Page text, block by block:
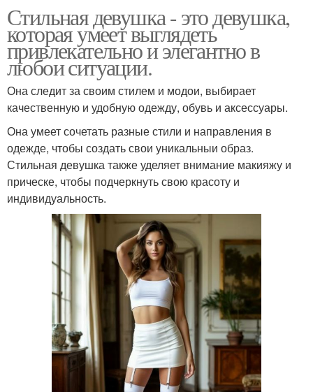
Стильная девушка - это девушка,
которая умеет выглядеть
привлекательно и элегантно в
любои ситуации.
Она следит за своим стилем и модои, выбирает
качественную и удобную одежду, обувь и аксессуары.
Она умеет сочетать разные стили и направления в
одежде, чтобы создать свои уникальныи образ.
Стильная девушка также уделяет внимание макияжу и
прическе, чтобы подчеркнуть свою красоту и
индивидуальность.